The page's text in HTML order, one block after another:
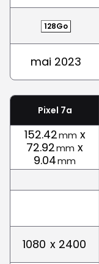
128Go
mai 2023
Pixel 7a
152.42mm x
72.92mm x
9.04mm
1080 x 2400